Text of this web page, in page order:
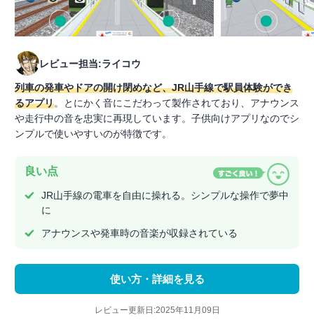
レビュー担当:ライコウ
列車の発車やドアの開け閉めなど、JR山手線で駅員体験ができ
るアプリ。とにかく音にこだわって製作されており、アナウンス
や走行中の音を忠実に再現しています。子供向けアプリなのでシ
ンプルで使いやすいのが特徴です。
良い点
JR山手線の電車を自由に操れる。シンプルな操作で夢中
に
アナウンスや発車時の音楽が収録されている
使い方・詳細を見る
レビュー更新日:2025年11月09日